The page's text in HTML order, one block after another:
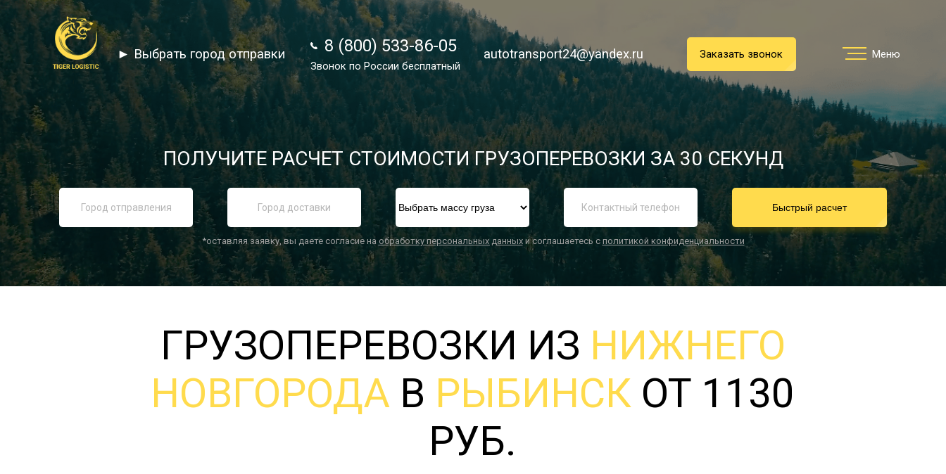
8 (800) 533-86-05
Звонок по России бесплатный
autotransport24@yandex.ru Заказать звонок Меню
Услуги
Преимущества
О компании
Тарифы
Отзывы
► Выбрать город отправки 8 (800) 533-86-05
Звонок по России бесплатный
autotransport24@yandex.ru Заказать звонок Меню
ПОЛУЧИТЕ РАСЧЕТ СТОИМОСТИ ГРУЗОПЕРЕВОЗКИ ЗА 30 СЕКУНД
Быстрый расчет
*оставляя заявку, вы даете согласие на обработку персональных данныхи соглашаетесь с политикой конфиденциальности
ГРУЗОПЕРЕВОЗКИ ИЗ НИЖНЕГО
НОВГОРОДА В РЫБИНСК ОТ 1130
РУБ.